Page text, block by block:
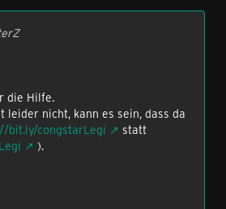
die Hilfe.
leider nicht, kann es sein, dass da
bit.ly/congstarLegi
statt
).